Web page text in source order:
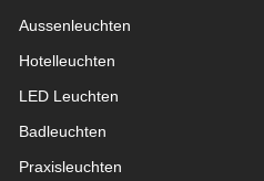
Aussen­leuchten
Hotelleuchten
LED Leuchten
Badleuchten
Praxisleuchten